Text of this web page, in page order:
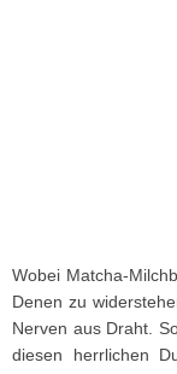
Wobei Matcha-
Denen zu
Nerven aus Draht.
diesen herrlichen